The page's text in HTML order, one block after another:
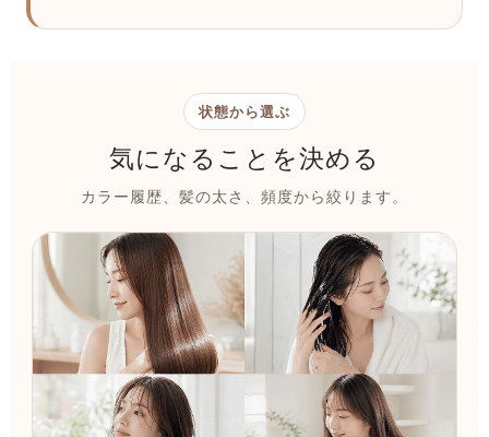
状態から選ぶ
気になることを決める
カラー履歴、髪の太さ、頻度から絞ります。